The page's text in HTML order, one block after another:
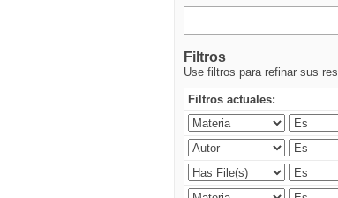
Filtros
Use filtros para refinar sus
Filtros actuales: